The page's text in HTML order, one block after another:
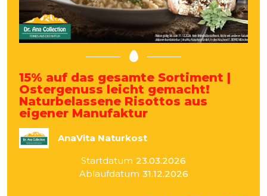
15% auf das gesamte Sortiment |
Ostergenuss leicht gemacht!
Naturbelassene Risottos aus
eigener Manufaktur
AnaVita Naturkost
Startdatum 23.03.2026
Ablaufdatum 31.12.2026